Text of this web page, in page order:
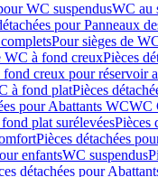
WC suspendusWC au
pour Panneaux
Pour sièges de
WC à fond creuxPièces
creux pour réservoir
à fond platPièces
pour Abattants WCWC
plat surélevéesPièces
Pièces détachées
enfantsWC suspendus
détachées pour